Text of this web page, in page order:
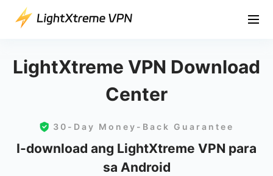
LightXtreme VPN Download
Center
30-Day Money-Back Guarantee
I-download ang LightXtreme VPN para
sa Android